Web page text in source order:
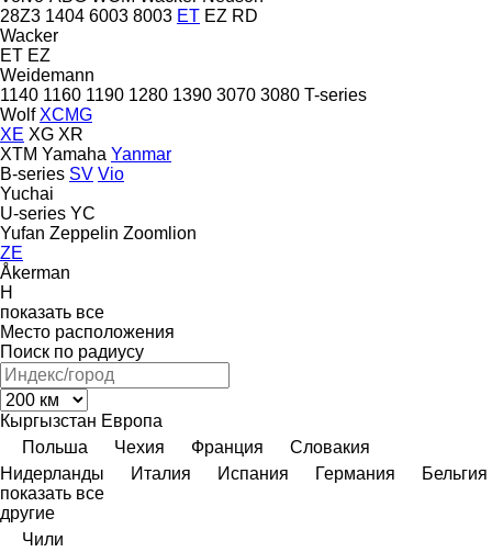
28Z3 1404 6003 8003 ET EZ RD
Wacker
ET EZ
Weidemann
1140 1160 1190 1280 1390 3070 3080 T-series
Wolf XCMG
XE XG XR
XTM Yamaha Yanmar
B-series SV Vio
Yuchai
U-series YC
Yufan Zeppelin Zoomlion
ZE
Åkerman
H
показать все
Место расположения
Поиск по радиусу
Кыргызстан Европа
Польша
Чехия Франция
Словакия
Нидерланды
Италия Испания Германия
Бельгия
показать все
другие
Чили